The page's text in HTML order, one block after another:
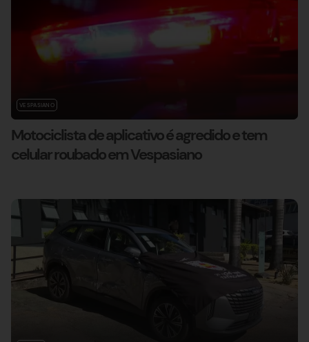
VESPASIANO
Motociclista de aplicativo é agredido e tem
celular roubado em Vespasiano